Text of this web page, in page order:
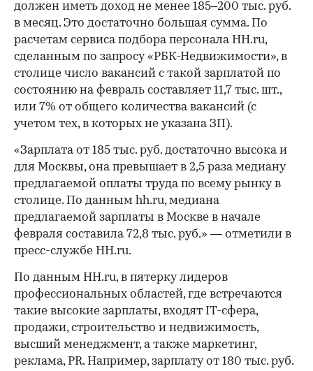
должен иметь доход не менее 185–200 тыс. руб.
в месяц. Это достаточно большая сумма. По
расчетам сервиса подбора персонала HH.ru,
сделанным по запросу «РБК-Недвижимости», в
столице число вакансий с такой зарплатой по
состоянию на февраль составляет 11,7 тыс. шт.,
или 7% от общего количества вакансий (с
учетом тех, в которых не указана ЗП).
«Зарплата от 185 тыс. руб. достаточно высока и
для Москвы, она превышает в 2,5 раза медиану
предлагаемой оплаты труда по всему рынку в
столице. По данным hh.ru, медиана
предлагаемой зарплаты в Москве в начале
февраля составила 72,8 тыс. руб.» — отметили в
пресс-службе HH.ru.
По данным HH.ru, в пятерку лидеров
профессиональных областей, где встречаются
такие высокие зарплаты, входят IT-сфера,
продажи, строительство и недвижимость,
высший менеджмент, а также маркетинг,
реклама, PR. Например, зарплату от 180 тыс. руб.